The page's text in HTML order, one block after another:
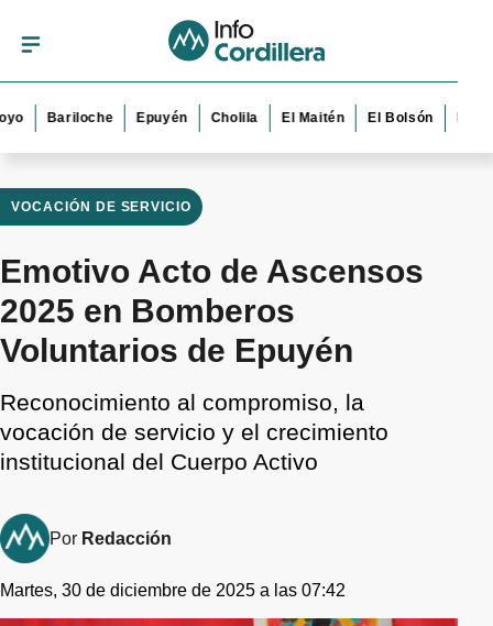
Bariloche Epuyén Cholila El Maitén El Bolsón Esquel
VOCACIÓN DE SERVICIO
Emotivo Acto de Ascensos
2025 en Bomberos
Voluntarios de Epuyén
Reconocimiento al compromiso, la
vocación de servicio y el crecimiento
institucional del Cuerpo Activo
Por Redacción
Martes, 30 de diciembre de 2025 a las 07:42